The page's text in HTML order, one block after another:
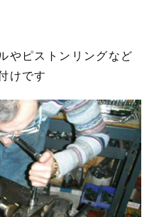
やピストンリングなど
けです